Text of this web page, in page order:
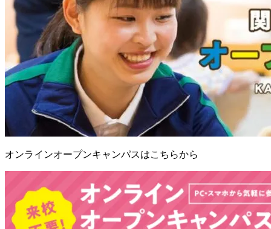
オンラインオープンキャンパスはこちらから